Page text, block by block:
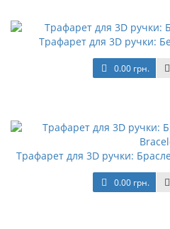
Трафарет для 3D ручки:
0.00 грн.
Трафарет для 3D ручки:
0.00 грн.